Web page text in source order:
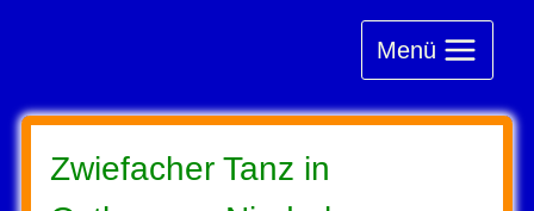
Menü
Zwiefacher Tanz in